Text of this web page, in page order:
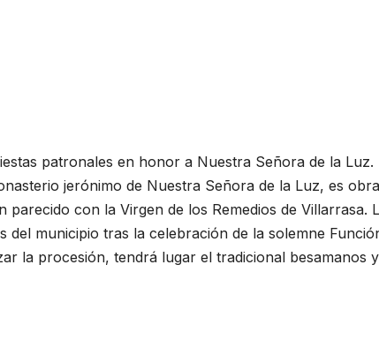
patronales en honor a Nuestra Señora de la Luz.
jerónimo de Nuestra Señora de la Luz, es obra
con la Virgen de los Remedios de Villarrasa.
municipio tras la celebración de la solemne
la procesión, tendrá lugar el tradicional besamanos